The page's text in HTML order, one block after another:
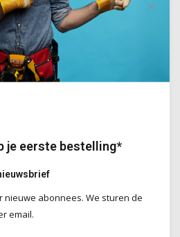
je eerste bestelling*
nieuwe abonnees. We sturen de
email.